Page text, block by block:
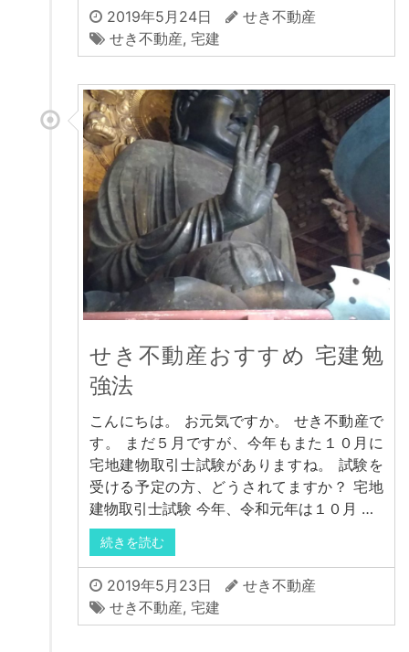
2019年5月24日
せき不動産
せき不動産, 宅建
せき不動産おすすめ 宅建勉
強法
こんにちは。 お元気ですか。 せき不動産で
す。 まだ５月ですが、今年もまた１０月に
宅地建物取引士試験がありますね。 試験を
受ける予定の方、どうされてますか？ 宅地
建物取引士試験 今年、令和元年は１０月 …
続きを読む
2019年5月23日
せき不動産
せき不動産, 宅建